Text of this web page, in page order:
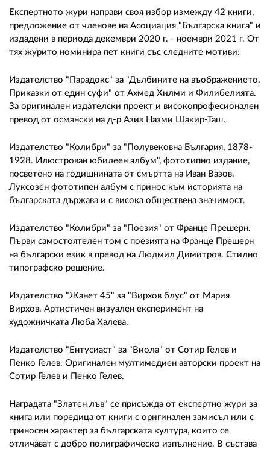
Експертното жури направи своя избор измежду 42 книги,
предложение от членове на Асоциация "Българска книга" и
издадени в периода декември 2020 г. - ноември 2021 г. От
тях журито номинира пет книги със следните мотиви:
Издателство "Парадокс" за "Дълбините на въображението.
Приказки от един суфи" от Ахмед Хилми и Филибелията.
За оригинален издателски проект и високопрофесионален
превод от османски на д-р Азиз Назми Шакир-Таш.
Издателство "Колибри" за "Полувековна България, 1878-
1928. Илюстрован юбилеен албум", фототипно издание,
посветено на годишнината от смъртта на Иван Вазов.
Луксозен фототипен албум с принос към историята на
българската държава и с висока обществена значимост.
Издателство "Колибри" за "Поезия" от Франце Прешерн.
Първи самостоятелен том с поезията на Франце Прешерн
на български език в превод на Людмил Димитров. Стилно
типографско решение.
Издателство "Жанет 45" за "Вирхов блус" от Мария
Вирхов. Артистичен визуален експеримент на
художничката Люба Халева.
Издателство "Ентусиаст" за "Виола" от Сотир Гелев и
Пенко Гелев. Оригинален мултимедиен авторски проект на
Сотир Гелев и Пенко Гелев.
Наградата "Златен лъв" се присъжда от експертно жури за
книга или поредица от книги с оригинален замисъл или с
приносен характер за българската култура, които се
отличават с добро полиграфическо изпълнение. В състава